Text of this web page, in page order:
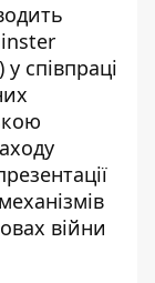
співпраці
війни